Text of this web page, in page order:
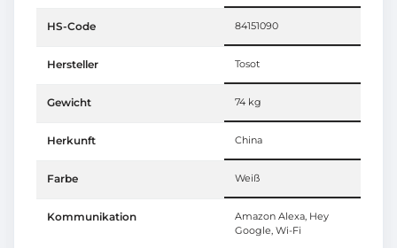
HS-Code 84151090
Hersteller Tosot
Gewicht 74 kg
Herkunft China
Farbe Weiß
Kommunikation
Amazon Alexa, Hey
Google, Wi-Fi